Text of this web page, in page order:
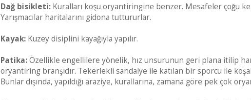
Dağ bisikleti: Kuralları koşu oryantiringine benzer. Mesafeler çoğu
Yarışmacılar haritalarını gidona tuttururlar.
Kayak: Kuzey disiplini kayağıyla yapılır.
Patika:Özellikle engellilere yönelik, hız unsurunun geri plana itilip
oryantiring branşıdır. Tekerlekli sandalye ile katılan bir sporcu ile
Bunlar dışında, yapıldığı araziye, kurallarına, zamana göre pek çok